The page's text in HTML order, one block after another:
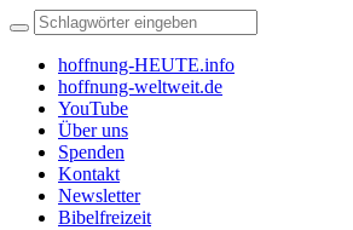
hoffnung-HEUTE.info
hoffnung-weltweit.de
YouTube
Über uns
Spenden
Kontakt
Newsletter
Bibelfreizeit